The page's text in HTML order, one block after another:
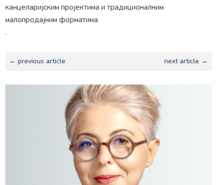
канцеларијским пројектима и традиционалним
малопродајним форматима
.
← previous article next article →